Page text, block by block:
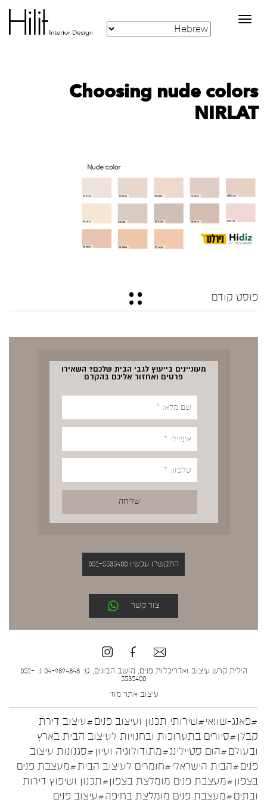
Toggle
navigation
Choosing nude colors
NIRLAT
פוסט קודם
מעוניינים בייעוץ לגבי הבית שלכם? השאירו
פרטים ואחזור אליכם בהקדם
התקשרו עכשיו 052-5535400
צור קשר
הילית קרש עיצוב ואדריכלות פנים, מושב הבונים, ט: 04-9894848 נ: 052-
5535400
עיצוב אתר מוזי
#פאנג-שוואי#שירותי תכנון ועיצוב פנים#עיצוב דירת
קבלן #סיורים בתערוכות ובחנויות לעיצוב הבית בארץ
ובעולם#הום סטיילינג#מתודולוגיה ועיון #סגנונות עיצוב
פנים#הבית הישראלי#חומרים לעיצוב הבית#מעצבת פנים
בצפון #מעצבת פנים מומלצת בצפון#תכנון ושיפוץ דירות
ובתים#מעצבת פנים מומלצת בחיפה#עיצוב פנים